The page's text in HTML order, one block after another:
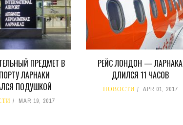
ПРЕДМЕТ В
ЛАРНАКИ
ПОДУШКОЙ
MAR 19, 2017
РЕЙС ЛОНДОН — ЛАРНАКА
ДЛИЛСЯ 11 ЧАСОВ
НОВОСТИ APR 01, 2017